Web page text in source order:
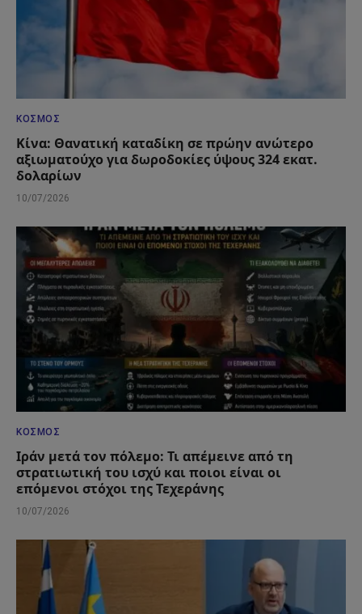
ΚΌΣΜΟΣ
Κίνα: Θανατική καταδίκη σε πρώην ανώτερο
αξιωματούχο για δωροδοκίες ύψους 324 εκατ.
δολαρίων
10/07/2026
ΚΌΣΜΟΣ
Ιράν μετά τον πόλεμο: Τι απέμεινε από τη
στρατιωτική του ισχύ και ποιοι είναι οι
επόμενοι στόχοι της Τεχεράνης
10/07/2026